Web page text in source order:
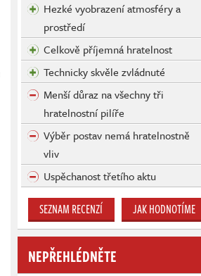
Hezké vyobrazení atmosféry a
prostředí
Celkově příjemná hratelnost
Technicky skvěle zvládnuté
Menší důraz na všechny tři
hratelnostní pilíře
Výběr postav nemá hratelnostně
vliv
Uspěchanost třetího aktu
SEZNAM RECENZÍ JAK HODNOTÍME
NEPŘEHLÉDNĚTE